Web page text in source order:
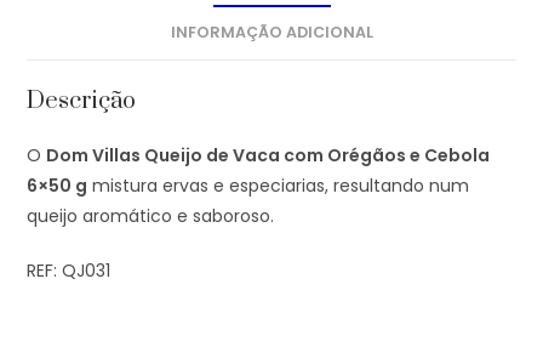
INFORMAÇÃO ADICIONAL
Descrição
O Dom Villas Queijo de Vaca com Orégãos e Cebola
6×50 g mistura ervas e especiarias, resultando num
queijo aromático e saboroso.
REF: QJ031